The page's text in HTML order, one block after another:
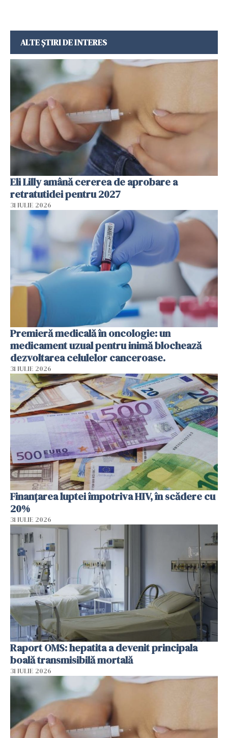
ALTE ȘTIRI DE INTERES
Eli Lilly amână cererea de aprobare a
retratutidei pentru 2027
31 IULIE 2026
Premieră medicală în oncologie: un
medicament uzual pentru inimă blochează
dezvoltarea celulelor canceroase.
31 IULIE 2026
Finanțarea luptei împotriva HIV, în scădere cu
20%
31 IULIE 2026
Raport OMS: hepatita a devenit principala
boală transmisibilă mortală
31 IULIE 2026